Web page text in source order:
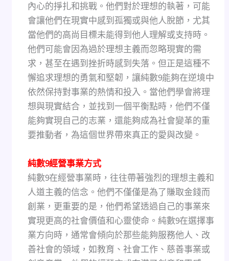
內心的掙扎和挑戰。他們對於理想的執著，可能
會讓他們在現實中感到孤獨或與他人脫節，尤其
當他們的高尚目標未能得到他人理解或支持時。
他們可能會因為過於理想主義而忽略現實的需
求，甚至在遇到挫折時感到失落。但正是這種不
懈追求理想的勇氣和堅韌，讓純數9能夠在逆境中
依然保持對事業的熱情和投入。當他們學會將理
想與現實結合，並找到一個平衡點時，他們不僅
能夠實現自己的志業，還能夠成為社會變革的重
要推動者，為這個世界帶來真正的愛與改變。
純數9經營事業方式
純數9在經營事業時，往往帶著強烈的理想主義和
人道主義的信念。他們不僅僅是為了賺取金錢而
創業，更重要的是，他們希望透過自己的事業來
實現更高的社會價值和心靈使命。純數9在選擇事
業方向時，通常會傾向於那些能夠服務他人、改
善社會的領域，如教育、社會工作、慈善事業或